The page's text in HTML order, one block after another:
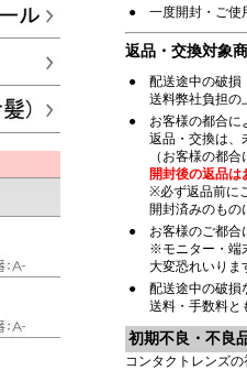
●
一度開封・ご使
返品・交換対象
●
配送途中の破損
送料弊社負担の
●
お客様の都合に
返品・交換は、
（お客様の都
開封後の返品は
※必ず返品前に
開封済みのもの
●
お客様のご都合
※モニター・端
大変恐れいりま
●
配送途中の破損
送料・手数料と
初期不良・不良
コンタクトレンズ